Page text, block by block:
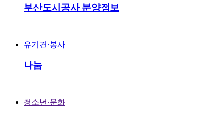
부산도시공사 분양정보
유기견·봉사
나눔
청소년·문화